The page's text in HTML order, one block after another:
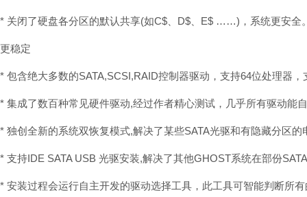
* 关闭了硬盘各分区的默认共享(如C$、D$、E$ ……)，系统更安全
更稳定
* 包含绝大多数的SATA,SCSI,RAID控制器驱动，支持64位处理器
* 集成了数百种常见硬件驱动,经过作者精心测试，几乎所有驱动能
* 独创全新的系统双恢复模式,解决了某些SATA光驱和有隐藏分区
* 支持IDE SATA USB 光驱安装,解决了其他GHOST系统在部份
* 安装过程会运行自主开发的驱动选择工具，此工具可智能判断所